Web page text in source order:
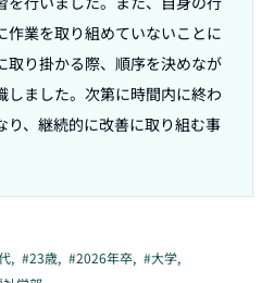
業を取り組めていないことに
取り掛かる際、順序を決めなが
しました。次第に時間内に終わ
り、継続的に改善に取り組む事
, #23歳, #2026年卒, #大学,